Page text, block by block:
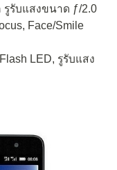
รูรับแสงขนาด ƒ/2.0
Face/Smile
LED, รูรับแสง